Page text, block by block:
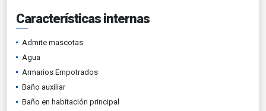
Características internas
Admite mascotas
Agua
Armarios Empotrados
Baño auxiliar
Baño en habitación principal